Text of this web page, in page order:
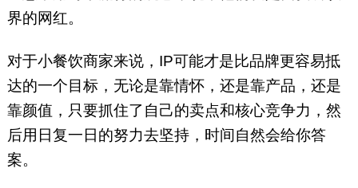
界的网红。
对于小餐饮商家来说，IP可能才是比品牌更容易抵
达的一个目标，无论是靠情怀，还是靠产品，还是
靠颜值，只要抓住了自己的卖点和核心竞争力，然
后用日复一日的努力去坚持，时间自然会给你答
案。